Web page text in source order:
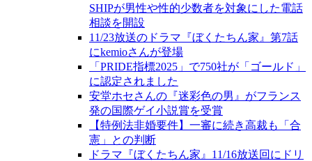
SHIPが男性や性的少数者を対象にした電話
相談を開設
11/23放送のドラマ『ぼくたちん家』第7話
にkemioさんが登場
「PRIDE指標2025」で750社が「ゴールド」
に認定されました
安堂ホセさんの『迷彩色の男』がフランス
発の国際ゲイ小説賞を受賞
【特例法非婚要件】一審に続き高裁も「合
憲」との判断
ドラマ『ぼくたちん家』11/16放送回にドリ